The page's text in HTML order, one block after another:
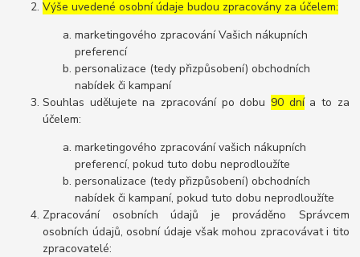
Výše uvedené osobní údaje budou zpracovány za účelem:
marketingového zpracování Vašich nákupních
preferencí
personalizace (tedy přizpůsobení) obchodních
nabídek či kampaní
Souhlas udělujete na zpracování po dobu 90 dnía to za
účelem:
marketingového zpracování vašich nákupních
preferencí, pokud tuto dobu neprodloužíte
personalizace (tedy přizpůsobení) obchodních
nabídek či kampaní, pokud tuto dobu neprodloužíte
Zpracování osobních údajů je prováděno Správcem
osobních údajů, osobní údaje však mohou zpracovávat i tito
zpracovatelé: